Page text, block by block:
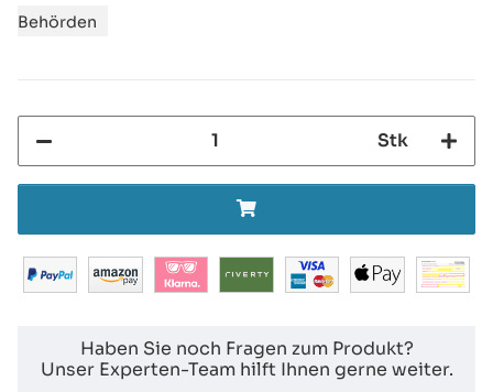
Behörden
Stk
Haben Sie noch Fragen zum Produkt?
Unser Experten-Team hilft Ihnen gerne weiter.